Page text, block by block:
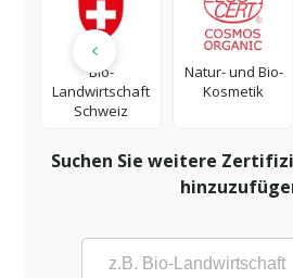
Bio-
Landwirtschaft
Schweiz
Natur- und Bio-
Kosmetik
Suchen Sie weitere